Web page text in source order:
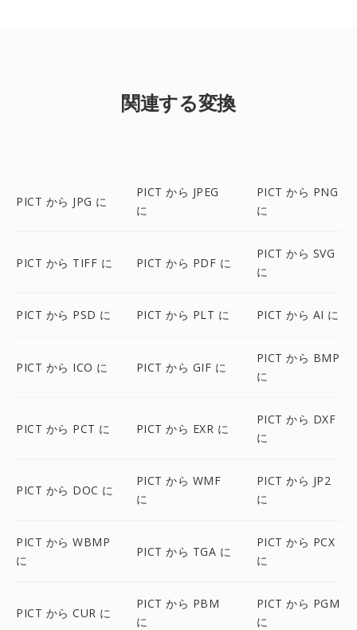
関連する変換
PICT から JPG に
PICT から JPEG
に
PICT から PNG
に
PICT から TIFF に PICT から PDF に
PICT から SVG
に
PICT から PSD に PICT から PLT に PICT から AI に
PICT から ICO に PICT から GIF に
PICT から BMP
に
PICT から PCT に PICT から EXR に
PICT から DXF
に
PICT から DOC に
PICT から WMF
に
PICT から JP2
に
PICT から WBMP
に
PICT から TGA に
PICT から PCX
に
PICT から CUR に
PICT から PBM
に
PICT から PGM
に